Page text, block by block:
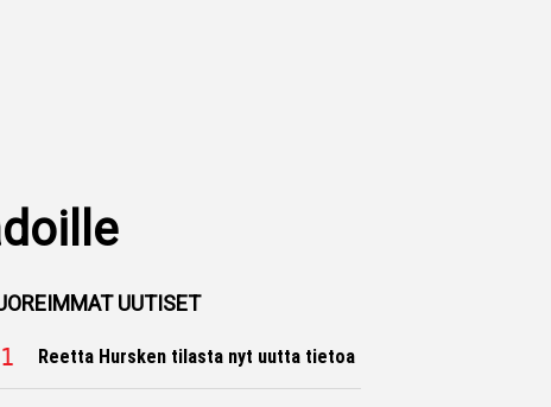
UUTISET
Reetta Hursken tilasta nyt uutta tietoa